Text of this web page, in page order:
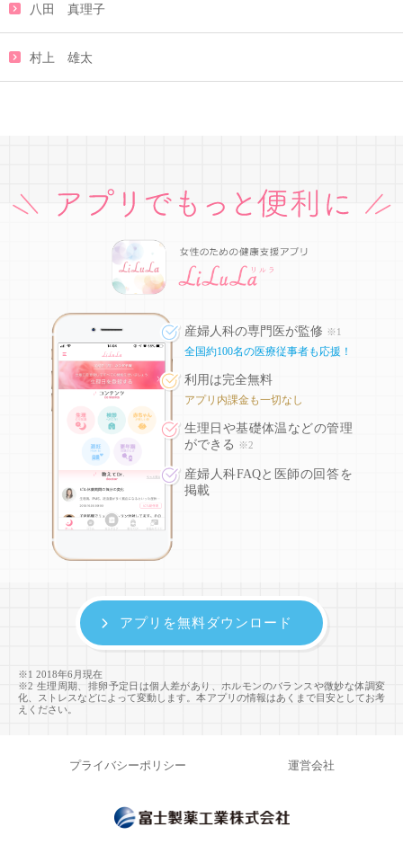
八田 真理子
村上 雄太
産婦人科の専門医が監修 ※1
全国約100名の医療従事者も応援！
利用は完全無料
アプリ内課金も一切なし
生理日や基礎体温などの管理
ができる
※2
産婦人科FAQと医師の回答を
掲載
※1 2018年6月現在
※2 生理周期、排卵予定日は個人差があり、ホルモンのバランスや微妙な体調変
化、ストレスなどによって変動します。本アプリの情報はあくまで目安としてお考
えください。
アプリを無料ダウンロード
プライバシーポリシー 運営会社